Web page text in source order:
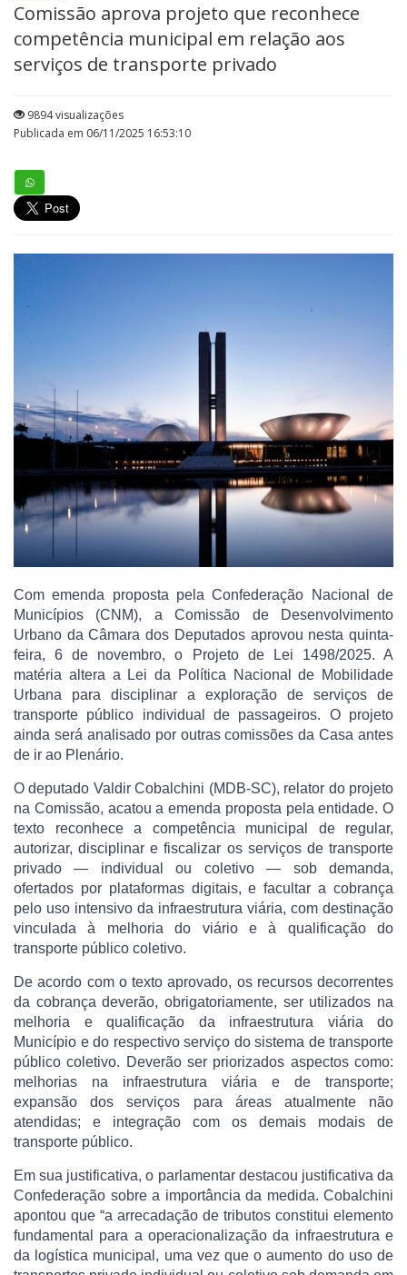
Comissão aprova projeto que reconhece
competência municipal em relação aos
serviços de transporte privado
9894 visualizações
Publicada em 06/11/2025 16:53:10
Com emenda proposta pela Confederação Nacional de
Municípios (CNM), a Comissão de Desenvolvimento
Urbano da Câmara dos Deputados aprovou nesta quinta-
feira, 6 de novembro, o Projeto de Lei 1498/2025. A
matéria altera a Lei da Política Nacional de Mobilidade
Urbana para disciplinar a exploração de serviços de
transporte público individual de passageiros. O projeto
ainda será analisado por outras comissões da Casa antes
de ir ao Plenário.
O deputado Valdir Cobalchini (MDB-SC), relator do projeto
na Comissão, acatou a emenda proposta pela entidade. O
texto reconhece a competência municipal de regular,
autorizar, disciplinar e fiscalizar os serviços de transporte
privado — individual ou coletivo — sob demanda,
ofertados por plataformas digitais, e facultar a cobrança
pelo uso intensivo da infraestrutura viária, com destinação
vinculada à melhoria do viário e à qualificação do
transporte público coletivo.
De acordo com o texto aprovado, os recursos decorrentes
da cobrança deverão, obrigatoriamente, ser utilizados na
melhoria e qualificação da infraestrutura viária do
Município e do respectivo serviço do sistema de transporte
público coletivo. Deverão ser priorizados aspectos como:
melhorias na infraestrutura viária e de transporte;
expansão dos serviços para áreas atualmente não
atendidas; e integração com os demais modais de
transporte público.
Em sua justificativa, o parlamentar destacou justificativa da
Confederação sobre a importância da medida. Cobalchini
apontou que “a arrecadação de tributos constitui elemento
fundamental para a operacionalização da infraestrutura e
da logística municipal, uma vez que o aumento do uso de